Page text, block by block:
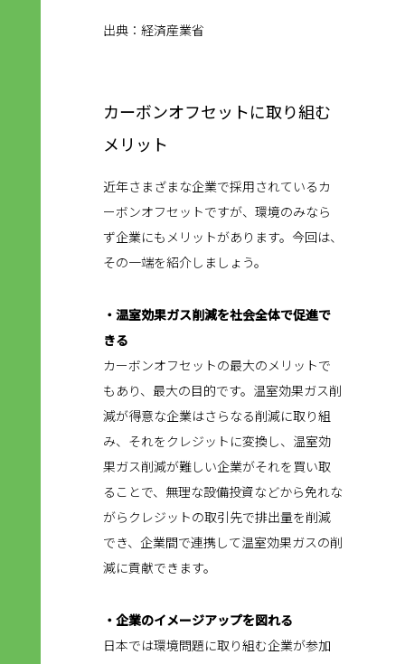
出典：経済産業省
カーボンオフセットに取り組む
メリット
近年さまざまな企業で採用されているカ
ーボンオフセットですが、環境のみなら
ず企業にもメリットがあります。今回は、
その一端を紹介しましょう。
・温室効果ガス削減を社会全体で促進で
きる
カーボンオフセットの最大のメリットで
もあり、最大の目的です。温室効果ガス削
減が得意な企業はさらなる削減に取り組
み、それをクレジットに変換し、温室効
果ガス削減が難しい企業がそれを買い取
ることで、無理な設備投資などから免れな
がらクレジットの取引先で排出量を削減
でき、企業間で連携して温室効果ガスの削
減に貢献できます。
・企業のイメージアップを図れる
日本では環境問題に取り組む企業が参加